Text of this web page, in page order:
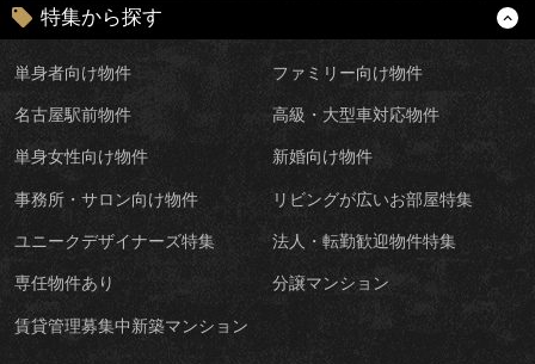
特集から探す
単身者向け物件 ファミリー向け物件
名古屋駅前物件 高級・大型車対応物件
単身女性向け物件 新婚向け物件
事務所・サロン向け物件 リビングが広いお部屋特集
ユニークデザイナーズ特集 法人・転勤歓迎物件特集
専任物件あり 分譲マンション
賃貸管理募集中新築マンション